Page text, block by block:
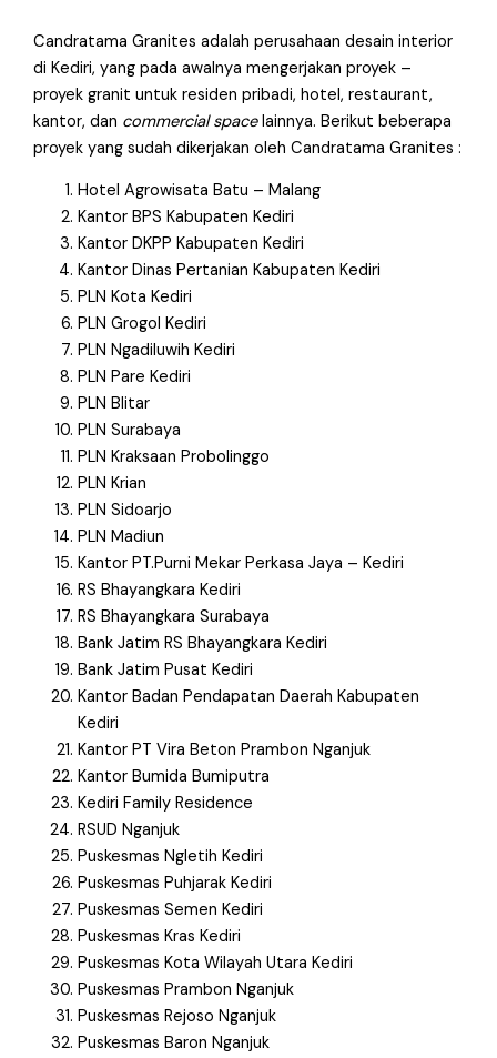
Candratama Granites adalah perusahaan desain interior
di Kediri, yang pada awalnya mengerjakan proyek –
proyek granit untuk residen pribadi, hotel, restaurant,
kantor, dan commercial spacelainnya. Berikut beberapa
proyek yang sudah dikerjakan oleh Candratama Granites :
Hotel Agrowisata Batu – Malang
Kantor BPS Kabupaten Kediri
Kantor DKPP Kabupaten Kediri
Kantor Dinas Pertanian Kabupaten Kediri
PLN Kota Kediri
PLN Grogol Kediri
PLN Ngadiluwih Kediri
PLN Pare Kediri
PLN Blitar
PLN Surabaya
PLN Kraksaan Probolinggo
PLN Krian
PLN Sidoarjo
PLN Madiun
Kantor PT.Purni Mekar Perkasa Jaya – Kediri
RS Bhayangkara Kediri
RS Bhayangkara Surabaya
Bank Jatim RS Bhayangkara Kediri
Bank Jatim Pusat Kediri
Kantor Badan Pendapatan Daerah Kabupaten
Kediri
Kantor PT Vira Beton Prambon Nganjuk
Kantor Bumida Bumiputra
Kediri Family Residence
RSUD Nganjuk
Puskesmas Ngletih Kediri
Puskesmas Puhjarak Kediri
Puskesmas Semen Kediri
Puskesmas Kras Kediri
Puskesmas Kota Wilayah Utara Kediri
Puskesmas Prambon Nganjuk
Puskesmas Rejoso Nganjuk
Puskesmas Baron Nganjuk